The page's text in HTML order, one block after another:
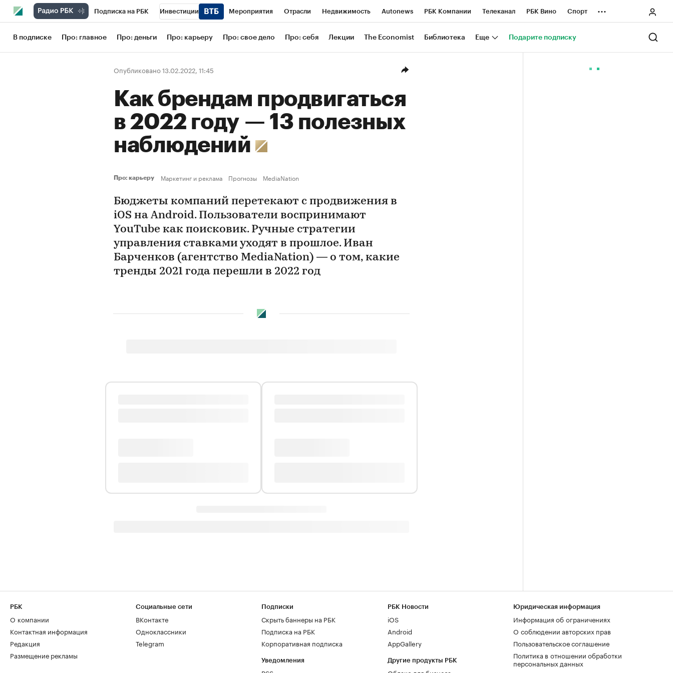
Подписка на РБК Инвестиции Мероприятия Отрасли Недвижимость Autonews РБК Компании Телеканал РБК Вино Спорт
Школа управления РБК РБК Образование РБК Life Тренды Визионеры Национальные проекты Город
Рынок наличной валюты
...
В подписке Про: главное Про: деньги Про: карьеру Про: свое дело Про: себя Лекции The Economist Библиотека Еще Подарите подписку
Опубликовано 13.02.2022, 11:45
Как брендам продвигаться
в 2022 году — 13 полезных
наблюдений
Про: карьеру Маркетинг и реклама Прогнозы MediaNation
Бюджеты компаний перетекают с продвижения в
iOS на Android. Пользователи воспринимают
YouTube как поисковик. Ручные стратегии
управления ставками уходят в прошлое. Иван
Барченков (агентство MediaNation) — о том, какие
тренды 2021 года перешли в 2022 год
РБК
О компании
Контактная информация
Редакция
Размещение рекламы
Социальные сети
ВКонтакте
Одноклассники
Telegram
Подписки
Скрыть баннеры на РБК
Подписка на РБК
Корпоративная подписка
Уведомления
РБК Новости
iOS
Android
AppGallery
Другие продукты РБК
Юридическая информация
Информация об ограничениях
О соблюдении авторских прав
Пользовательское соглашение
Политика в отношении обработки
персональных данных